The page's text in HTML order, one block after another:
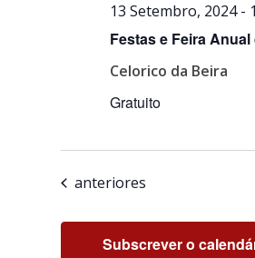
Festas e Feira
13 Setembro, 2024-
Celorico da Beira
Gratuito
Eventos
anteriores
Subscrever o